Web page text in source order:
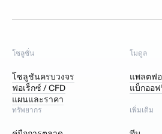
โซลูชั่น
โซลูชันครบวงจร
ฟอเร็กซ์ / CFD
แผนและราคา
โมดูล
แพลตฟ
แบ็กออ
ทรัพยากร เพิ่มเติม